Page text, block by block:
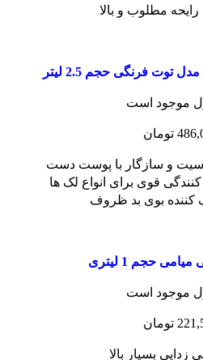
مطلوب و بالا
حجم 2.5 لیتر
است
سازگار با پوست دست
برای انواع لک ها
بوی بد ظروف
1 لیتری
است
بسیار بالا